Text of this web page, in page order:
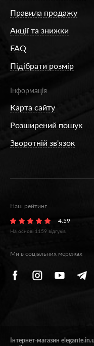
Правила продажу
Акції та знижки
FAQ
Підібрати розмір
Інформація
Карта сайту
Розширений пошук
Зворотній зв'язок
Наш рейтинг
4.59
На основі 1159 відгуків
Ми в соціальних мережах
Інтернет-магазин